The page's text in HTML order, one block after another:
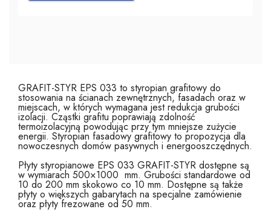
GRAFIT-STYR EPS 033 to styropian grafitowy do
stosowania na ścianach zewnętrznych, fasadach oraz w
miejscach, w których wymagana jest redukcja grubości
izolacji. Cząstki grafitu poprawiają zdolność
termoizolacyjną powodując przy tym mniejsze zużycie
energii. Styropian fasadowy grafitowy to propozycja dla
nowoczesnych domów pasywnych i energooszczędnych.
Płyty styropianowe EPS 033 GRAFIT-STYR dostępne są
w wymiarach 500×1000 mm. Grubości standardowe od
10 do 200 mm skokowo co 10 mm. Dostępne są także
płyty o większych gabarytach na specjalne zamówienie
oraz płyty frezowane od 50 mm.